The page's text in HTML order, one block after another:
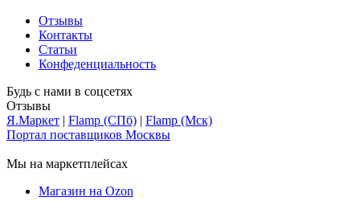
Отзывы
Контакты
Статьи
Конфеденциальность
Будь с нами в соцсетях
Отзывы
Я.Маркет | Flamp (СПб) | Flamp (Мск)
Портал поставщиков Москвы
Мы на маркетплейсах
Магазин на Ozon